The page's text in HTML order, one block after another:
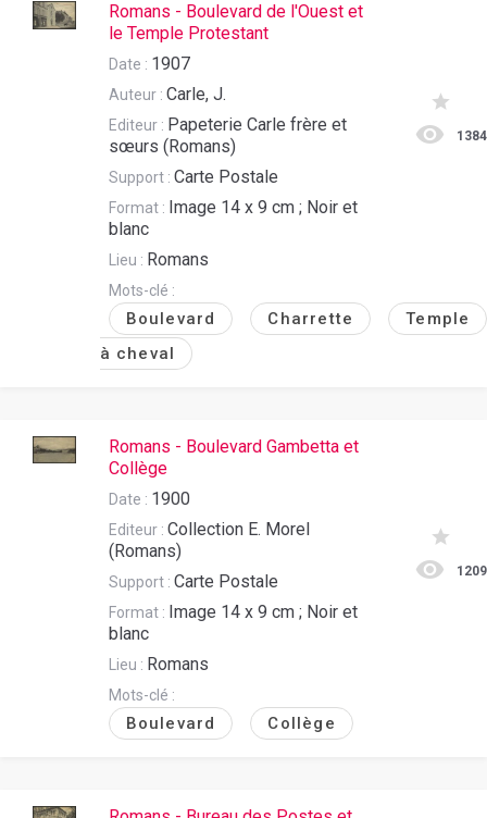
Romans - Boulevard de l'Ouest et
le Temple Protestant
Date : 1907
Auteur : Carle, J.
Editeur : Papeterie Carle frère et
sœurs (Romans)
Support : Carte Postale
Format : Image 14 x 9 cm ; Noir et
blanc
Lieu : Romans
Mots-clé :
Boulevard Charrette
Temple
à cheval
1384
Romans - Boulevard Gambetta et
Collège
Date : 1900
Editeur : Collection E. Morel
(Romans)
Support : Carte Postale
Format : Image 14 x 9 cm ; Noir et
blanc
Lieu : Romans
Mots-clé :
Boulevard Collège
1209